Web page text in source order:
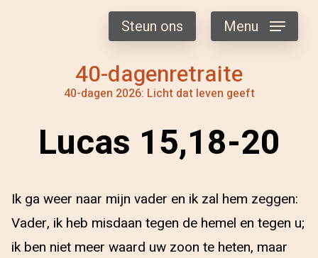
40-dagenretraite
40-dagen 2026: Licht dat leven geeft
Steun ons Menu
Lucas 15,18-20
Ik ga weer naar mijn vader en ik zal hem zeggen:
Vader, ik heb misdaan tegen de hemel en tegen u;
ik ben niet meer waard uw zoon te heten, maar